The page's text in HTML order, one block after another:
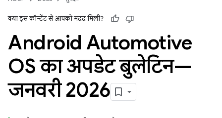
क्या इस कॉन्टेंट से आपको मदद मिली?
Android Automotive
OS का अपडेट बुलेटिन—
जनवरी 2026